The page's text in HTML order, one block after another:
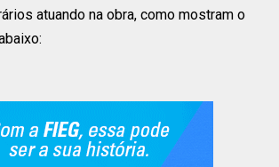
atuando na obra, como mostram o